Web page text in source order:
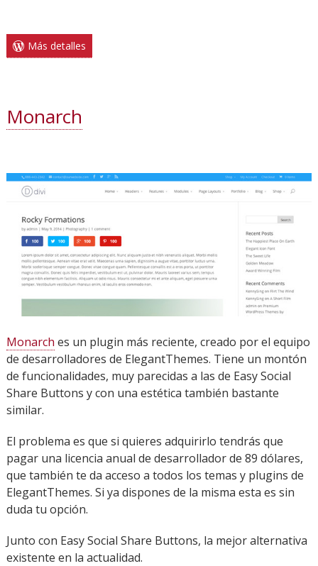
Más detalles
Monarch
Monarch es un plugin más reciente, creado por el equipo
de desarrolladores de ElegantThemes. Tiene un montón
de funcionalidades, muy parecidas a las de Easy Social
Share Buttons y con una estética también bastante
similar.
El problema es que si quieres adquirirlo tendrás que
pagar una licencia anual de desarrollador de 89 dólares,
que también te da acceso a todos los temas y plugins de
ElegantThemes. Si ya dispones de la misma esta es sin
duda tu opción.
Junto con Easy Social Share Buttons, la mejor alternativa
existente en la actualidad.